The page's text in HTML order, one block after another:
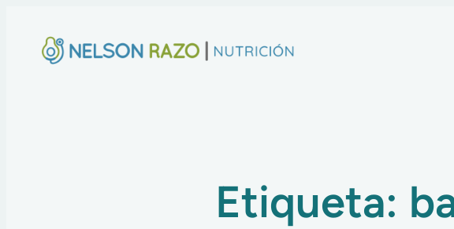
Etiqueta: